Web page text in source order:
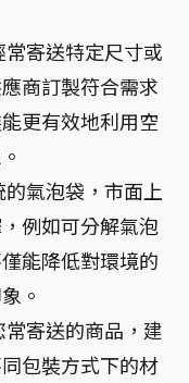
寄送特定尺寸或
商訂製符合需求
更有效地利用空
氣泡袋，市面上
例如可分解氣泡
能降低對環境的
。
寄送的商品，建
包裝方式下的材